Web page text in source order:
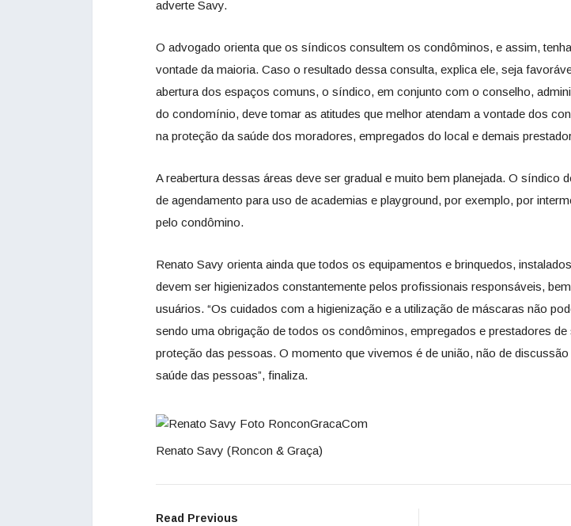
adverte Savy.
O advogado orienta que os síndicos consultem os condôminos, e assim,
vontade da maioria. Caso o resultado dessa consulta, explica ele, seja
abertura dos espaços comuns, o síndico, em conjunto com o conselho,
do condomínio, deve tomar as atitudes que melhor atendam a vontade dos
na proteção da saúde dos moradores, empregados do local e demais
A reabertura dessas áreas deve ser gradual e muito bem planejada. O síndico
de agendamento para uso de academias e playground, por exemplo, por
pelo condômino.
Renato Savy orienta ainda que todos os equipamentos e brinquedos,
devem ser higienizados constantemente pelos profissionais responsáveis,
usuários. “Os cuidados com a higienização e a utilização de máscaras não
sendo uma obrigação de todos os condôminos, empregados e prestadores
proteção das pessoas. O momento que vivemos é de união, não de
saúde das pessoas”, finaliza.
Renato Savy (Roncon & Graça)
Read Previous